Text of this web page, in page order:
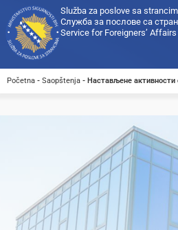
Služba za poslove sa
Служба за послове са
Service for Foreigners’ Affairs
Početna - Saopštenja - Настављене